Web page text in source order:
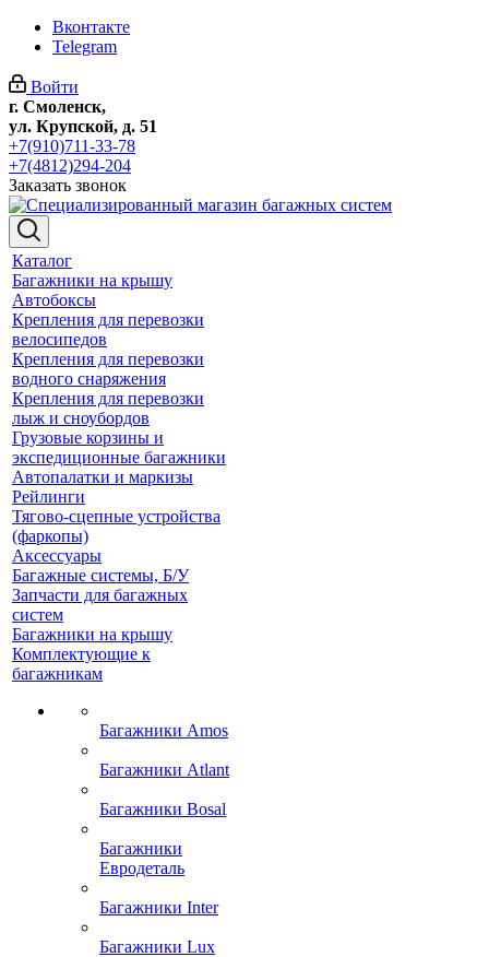
Вконтакте
Telegram
Войти
г. Смоленск,
ул. Крупской, д. 51
+7(910)711-33-78
+7(4812)294-204
Заказать звонок
Каталог
Багажники на крышу
Автобоксы
Крепления для перевозки
велосипедов
Крепления для перевозки
водного снаряжения
Крепления для перевозки
лыж и сноубордов
Грузовые корзины и
экспедиционные багажники
Автопалатки и маркизы
Рейлинги
Тягово-сцепные устройства
(фаркопы)
Аксессуары
Багажные системы, Б/У
Запчасти для багажных
систем
Багажники на крышу
Комплектующие к
багажникам
Багажники Amos
Багажники Atlant
Багажники Bosal
Багажники
Евродеталь
Багажники Inter
Багажники Lux